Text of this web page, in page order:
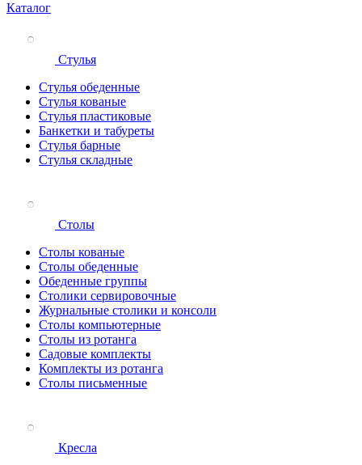
Каталог
Стулья
Стулья обеденные
Стулья кованые
Стулья пластиковые
Банкетки и табуреты
Стулья барные
Стулья складные
Столы
Столы кованые
Столы обеденные
Обеденные группы
Столики сервировочные
Журнальные столики и консоли
Столы компьютерные
Столы из ротанга
Садовые комплекты
Комплекты из ротанга
Столы письменные
Кресла